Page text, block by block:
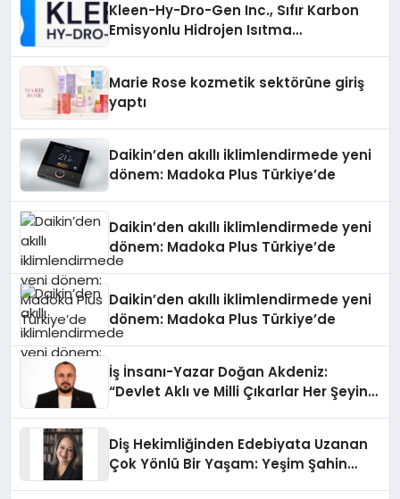
Kleen-Hy-Dro-Gen Inc., Sıfır Karbon
Emisyonlu Hidrojen Isıtma
Marie Rose kozmetik sektörüne giriş
yaptı
Daikin’den akıllı iklimlendirmede yeni
dönem: Madoka Plus Türkiye’de
Daikin’den akıllı iklimlendirmede yeni
dönem: Madoka Plus Türkiye’de
Daikin’den akıllı iklimlendirmede yeni
dönem: Madoka Plus Türkiye’de
İş İnsanı-Yazar Doğan Akdeniz:
“Devlet Aklı ve Milli Çıkarlar Her Şeyin
Diş Hekimliğinden Edebiyata Uzanan
Çok Yönlü Bir Yaşam: Yeşim Şahin